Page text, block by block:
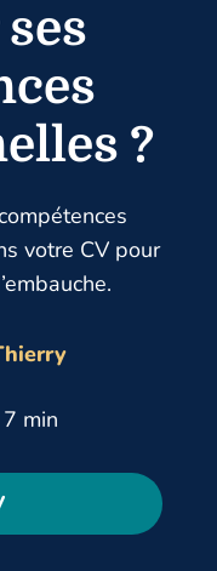
?
votre CV pour
min